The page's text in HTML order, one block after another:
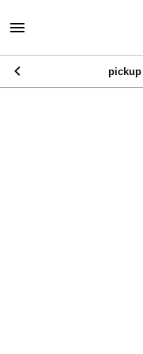
pickup